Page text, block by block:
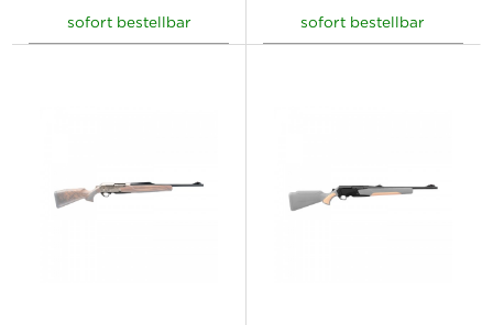
sofort bestellbar sofort bestellbar